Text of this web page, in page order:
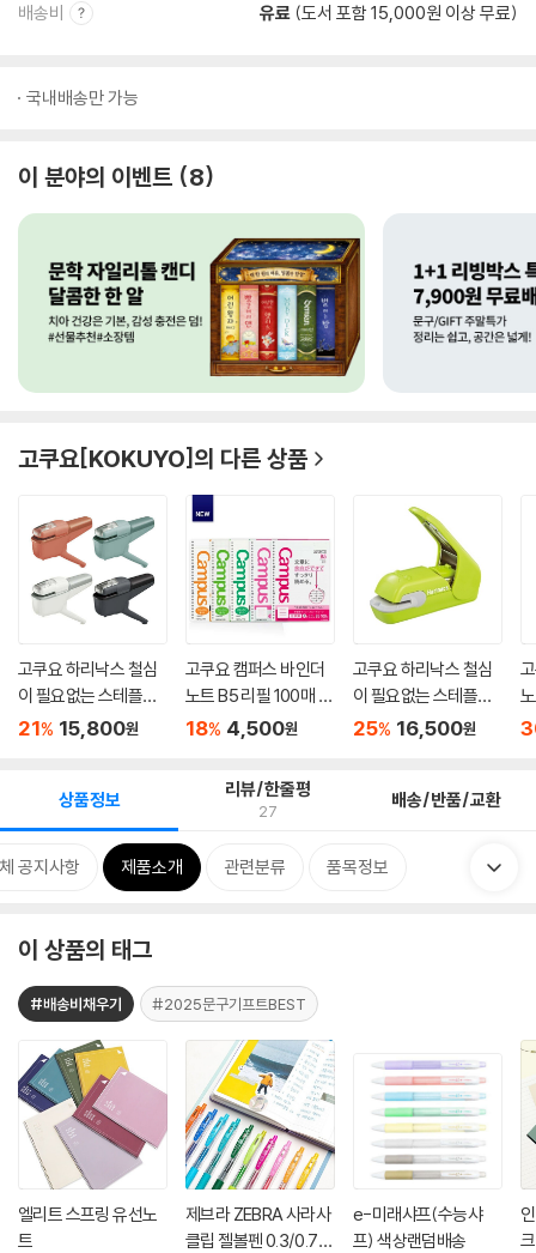
배송비 유료 (도서 포함 15,000원 이상 무료)
국내배송만 가능
이 분야의 이벤트 8
고쿠요[KOKUYO]의 다른 상품
고쿠요 하리낙스 철심
이 필요없는 스테플러 1
0매...
21% 15,800원
고쿠요 캠퍼스 바인더
노트 B5 리필 100매 -
괘선...
18% 4,500원
고쿠요 하리낙스 철심
이 필요없는 스테플러
프레...
25% 16,500원
상품정보 리뷰/한줄평
27 배송/반품/교환
공지사항 제품소개 관련분류 품목정보
이 상품의 태그
#배송비채우기 #2025문구기프트BEST
엘리트 스프링 유선노
트
제브라 ZEBRA 사라사
클립 젤볼펜 0.3/0.7m
e-미래샤프(수능샤
프) 색상랜덤배송
크